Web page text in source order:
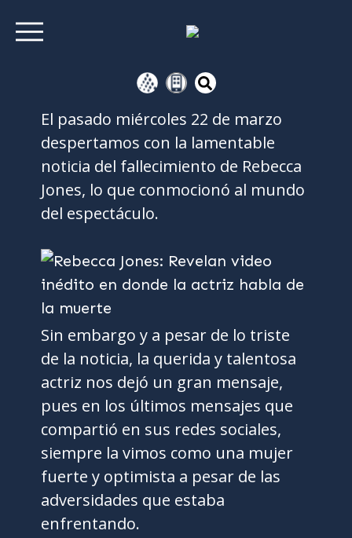
El pasado miércoles 22 de marzo
despertamos con la lamentable
noticia del fallecimiento de Rebecca
Jones, lo que conmocionó al mundo
del espectáculo.
Sin embargo y a pesar de lo triste
de la noticia, la querida y talentosa
actriz nos dejó un gran mensaje,
pues en los últimos mensajes que
compartió en sus redes sociales,
siempre la vimos como una mujer
fuerte y optimista a pesar de las
adversidades que estaba
enfrentando.